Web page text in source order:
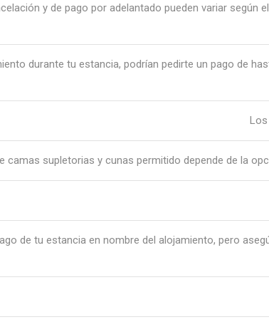
y de pago por adelantado pueden variar
durante tu estancia, podrían pedirte un pago de
camas supletorias y cunas permitido depende de la
de tu estancia en nombre del alojamiento, pero